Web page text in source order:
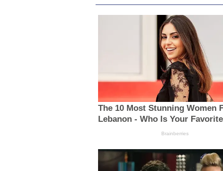
The 10 Most Stunning Women
Lebanon - Who Is Your
Brainberries